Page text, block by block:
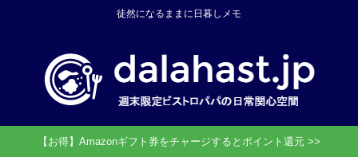
徒然になるままに日暮しメモ
【お得】Amazonギフト券をチャージするとポイント還元 >>